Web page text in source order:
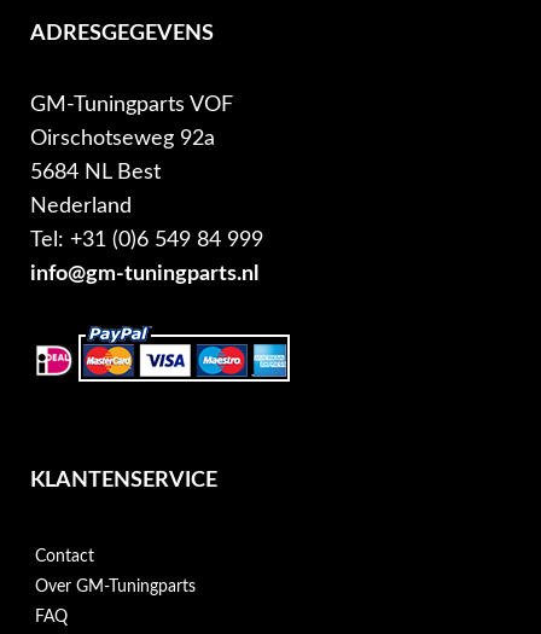
ADRESGEGEVENS
GM-Tuningparts VOF
Oirschotseweg 92a
5684 NL Best
Nederland
Tel: +31 (0)6 549 84 999
info@gm-tuningparts.nl
KLANTENSERVICE
Contact
Over GM-Tuningparts
FAQ